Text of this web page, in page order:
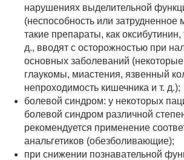
нарушениях выделительной
(неспособность или затрудненное
такие препараты, как оксибутинин,
д., вводят с осторожностью при
основных заболеваний
глаукомы, миастения, язвенный
непроходимость кишечника и т. д.);
болевой синдром: у некоторых
болевой синдром различной
рекомендуется применение
анальгетиков (обезболивающие);
при снижении познавательной